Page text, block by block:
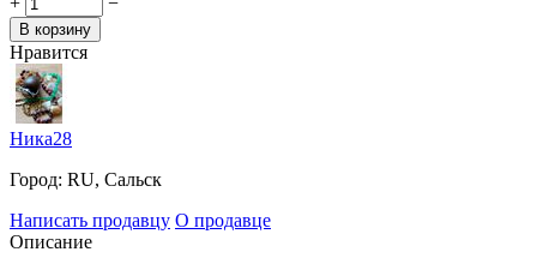
В корзину
Нравится
Ника28
Город: RU, Сальск
Написать продавцу О продавце
Описание